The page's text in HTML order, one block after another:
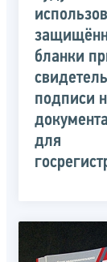
бланки
подписи
для